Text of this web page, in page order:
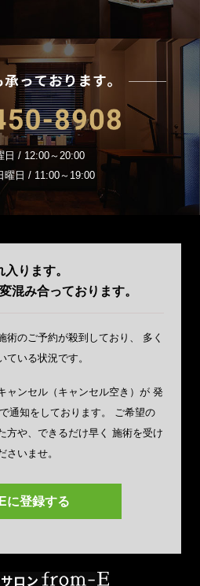
06-6450-8908
日 / 12:00～20:00
曜日 / 11:00～19:00
入ります。
混み合っております。
術のご予約が殺到しており、
多く
ている状況です。
ャンセル（キャンセル空き）が 発
通知をしております。
ご希望の
方や、できるだけ早く 施術を受け
さいませ。
に登録する